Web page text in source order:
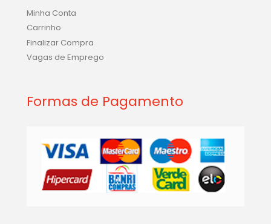
Minha Conta
Carrinho
Finalizar Compra
Vagas de Emprego
Formas de Pagamento